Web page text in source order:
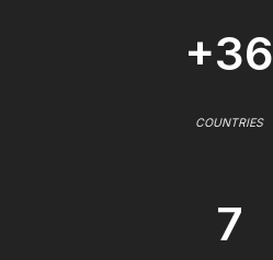
+36
COUNTRIES
7